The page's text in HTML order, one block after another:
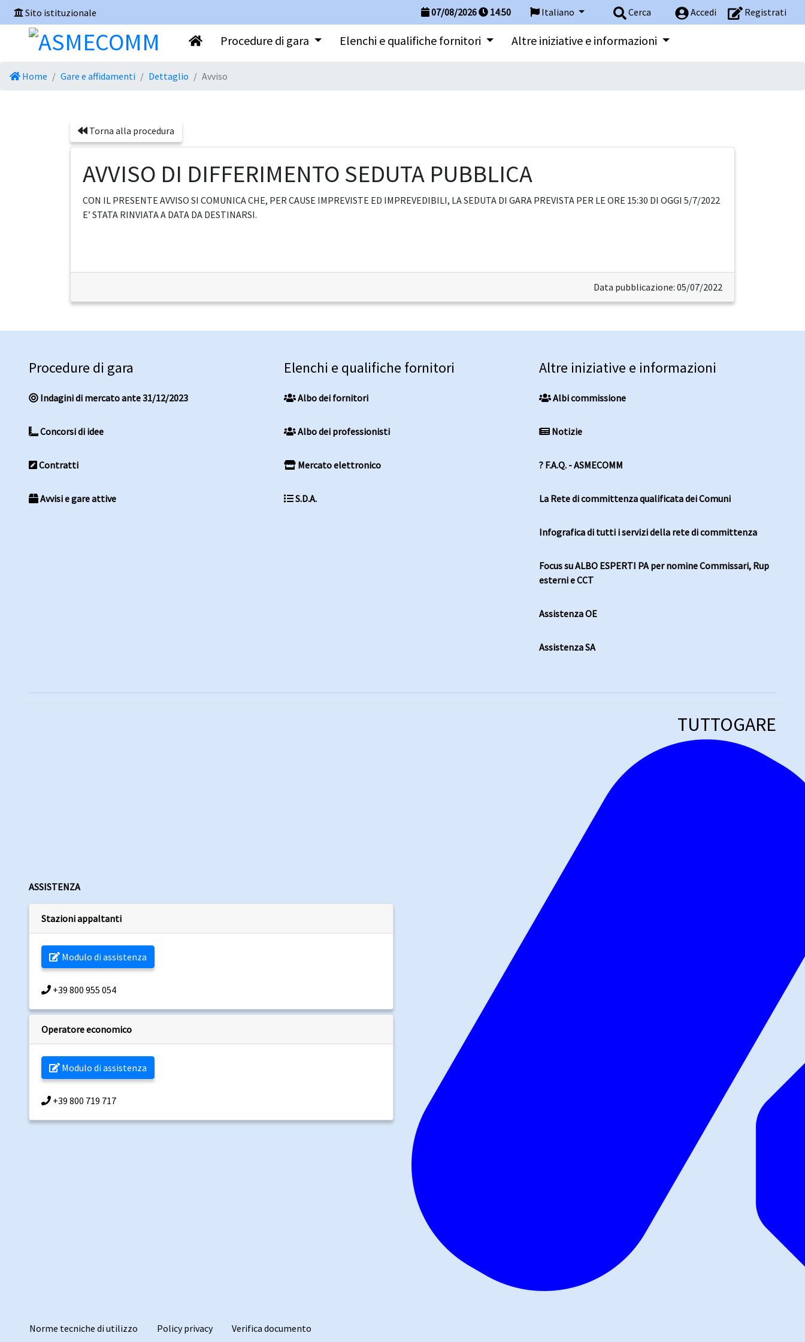
Sito istituzionale Accedi Registrati
Cerca
Italiano
07/08/2026 14:50
Procedure di gara Elenchi e qualifiche fornitori Altre iniziative e informazioni
Home Gare e affidamenti Dettaglio Avviso
Torna alla procedura
AVVISO DI DIFFERIMENTO SEDUTA PUBBLICA
CON IL PRESENTE AVVISO SI COMUNICA CHE, PER CAUSE IMPREVISTE ED IMPREVEDIBILI, LA SEDUTA DI GARA PREVISTA PER LE ORE 15:30 DI OGGI 5/7/2022
E’ STATA RINVIATA A DATA DA DESTINARSI.
Data pubblicazione: 05/07/2022
Procedure di gara
Indagini di mercato ante 31/12/2023
Concorsi di idee
Contratti
Avvisi e gare attive
Elenchi e qualifiche fornitori
Albo dei fornitori
Albo dei professionisti
Mercato elettronico
S.D.A.
Altre iniziative e informazioni
Albi commissione
Notizie
? F.A.Q. - ASMECOMM
La Rete di committenza qualificata dei Comuni
Infografica di tutti i servizi della rete di committenza
Focus su ALBO ESPERTI PA per nomine Commissari, Rup
esterni e CCT
Assistenza OE
Assistenza SA
ASSISTENZA
Stazioni appaltanti
Modulo di assistenza
+39 800 955 054
Operatore economico
Modulo di assistenza
+39 800 719 717
TUTTOGARE
Norme tecniche di utilizzo Policy privacy Verifica documento